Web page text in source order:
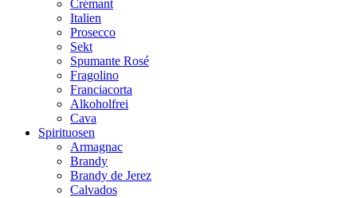
Crémant
Italien
Prosecco
Sekt
Spumante Rosé
Fragolino
Franciacorta
Alkoholfrei
Cava
Spirituosen
Armagnac
Brandy
Brandy de Jerez
Calvados